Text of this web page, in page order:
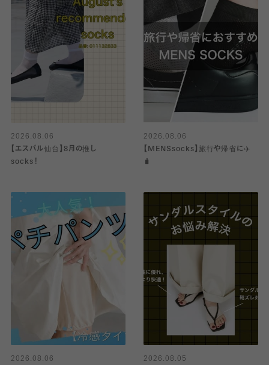
2026.08.06
【エスパル仙台】8月の推し
socks！
2026.08.06
【MENSsocks】旅行や帰省に✈️
🧳
2026.08.06
2026.08.05